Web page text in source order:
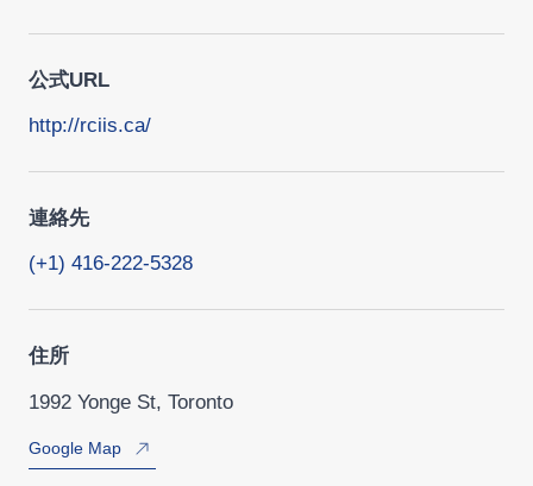
公式URL
http://rciis.ca/
連絡先
(+1) 416-222-5328
住所
1992 Yonge St, Toronto
Google Map